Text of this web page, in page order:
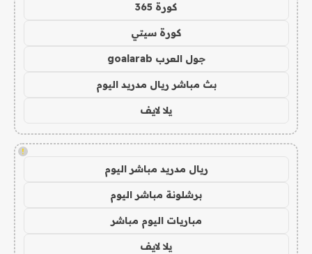
كورة 365
كورة سيتي
جول العرب goalarab
بث مباشر ريال مدريد اليوم
يلا لايف
!
ريال مدريد مباشر اليوم
برشلونة مباشر اليوم
مباريات اليوم مباشر
يلا لايف